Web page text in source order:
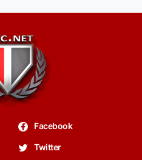
Facebook
Twitter